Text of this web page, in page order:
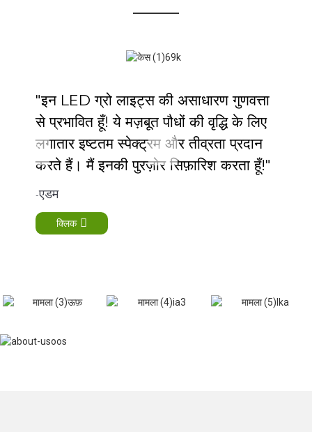
"इन LED ग्रो लाइट्स की असाधारण गुणवत्ता
से प्रभावित हूँ! ये मज़बूत पौधों की वृद्धि के लिए
लगातार इष्टतम स्पेक्ट्रम और तीव्रता प्रदान
करते हैं। मैं इनकी पुरज़ोर सिफ़ारिश करता हूँ!"
-एडम
क्लिक